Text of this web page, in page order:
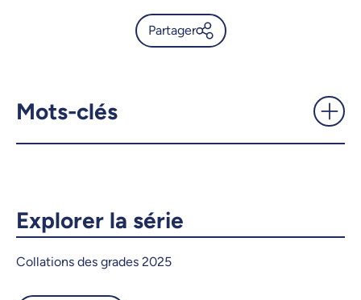
Partager
Copier le lien
Mots-clés
Explorer la série
Collations des grades 2025